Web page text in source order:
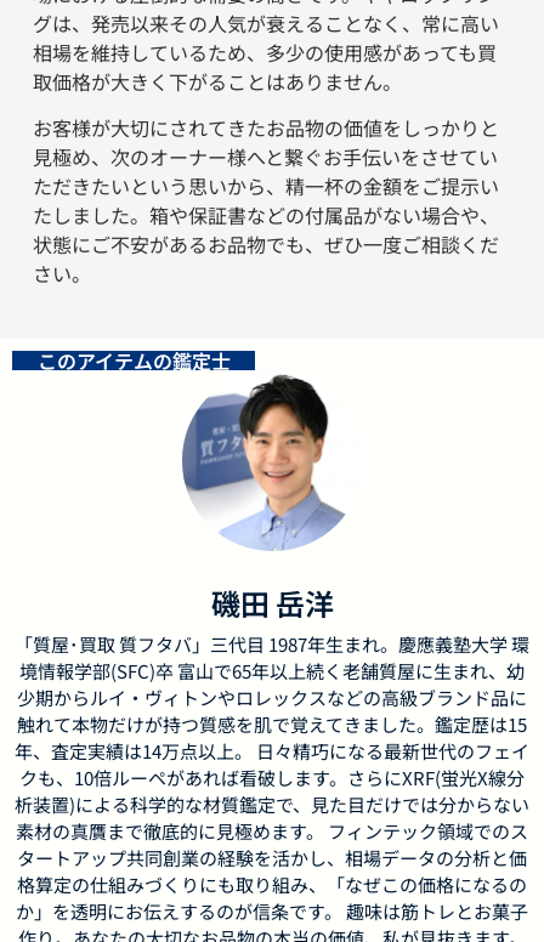
グは、発売以来その人気が衰えることなく、常に高い
相場を維持しているため、多少の使用感があっても買
取価格が大きく下がることはありません。
お客様が大切にされてきたお品物の価値をしっかりと
見極め、次のオーナー様へと繋ぐお手伝いをさせてい
ただきたいという思いから、精一杯の金額をご提示い
たしました。箱や保証書などの付属品がない場合や、
状態にご不安があるお品物でも、ぜひ一度ご相談くだ
さい。
このアイテムの鑑定士
磯田 岳洋
「質屋･買取 質フタバ」三代目 1987年生まれ。慶應義塾大学 環
境情報学部(SFC)卒 富山で65年以上続く老舗質屋に生まれ、幼
少期からルイ・ヴィトンやロレックスなどの高級ブランド品に
触れて本物だけが持つ質感を肌で覚えてきました。鑑定歴は15
年、査定実績は14万点以上。 日々精巧になる最新世代のフェイ
クも、10倍ルーペがあれば看破します。さらにXRF(蛍光X線分
析装置)による科学的な材質鑑定で、見た目だけでは分からない
素材の真贋まで徹底的に見極めます。 フィンテック領域でのス
タートアップ共同創業の経験を活かし、相場データの分析と価
格算定の仕組みづくりにも取り組み、「なぜこの価格になるの
か」を透明にお伝えするのが信条です。 趣味は筋トレとお菓子